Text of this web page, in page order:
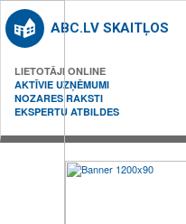
ABC.LV SKAITĻOS
LIETOTĀJI ONLINE
AKTĪVIE UZŅĒMUMI
NOZARES RAKSTI
EKSPERTU ATBILDES